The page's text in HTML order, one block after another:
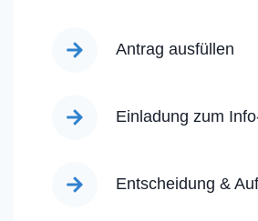
Antrag ausfüllen
Einladung zum
Entscheidung &